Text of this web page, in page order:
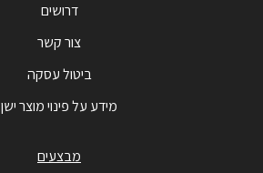
דרושים
צור קשר
ביטול עסקה
מידע על פינוי מוצר ישן
מבצעים